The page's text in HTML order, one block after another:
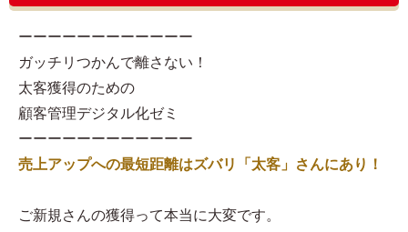
ーーーーーーーーーーーー
ガッチリつかんで離さない！
太客獲得のための
顧客管理デジタル化ゼミ
ーーーーーーーーーーーー
売上アップへの最短距離はズバリ「太客」さんにあり！
ご新規さんの獲得って本当に大変です。